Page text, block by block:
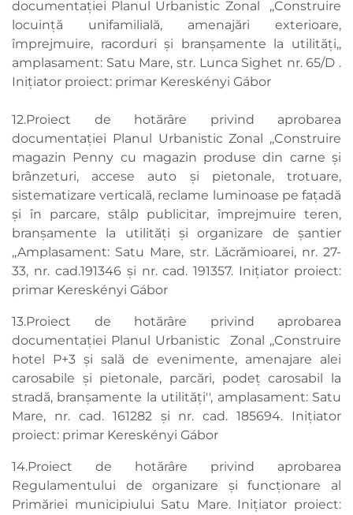
documentaţiei Planul Urbanistic Zonal ,,Construire
locuință unifamilială, amenajări exterioare,
împrejmuire, racorduri și branșamente la utilități,,
amplasament: Satu Mare, str. Lunca Sighet nr. 65/D .
Inițiator proiect: primar Kereskényi Gábor
12.Proiect de hotărâre privind aprobarea
documentației Planul Urbanistic Zonal ,,Construire
magazin Penny cu magazin produse din carne și
brânzeturi, accese auto și pietonale, trotuare,
sistematizare verticală, reclame luminoase pe fațadă
și în parcare, stâlp publicitar, împrejmuire teren,
branșamente la utilități și organizare de șantier
,,Amplasament: Satu Mare, str. Lăcrămioarei, nr. 27-
33, nr. cad.191346 și nr. cad. 191357. Inițiator proiect:
primar Kereskényi Gábor
13.Proiect de hotărâre privind aprobarea
documentaţiei Planul Urbanistic Zonal ,,Construire
hotel P+3 și sală de evenimente, amenajare alei
carosabile și pietonale, parcări, podeț carosabil la
stradă, branșamente la utilități'', amplasament: Satu
Mare, nr. cad. 161282 și nr. cad. 185694. Inițiator
proiect: primar Kereskényi Gábor
14.Proiect de hotărâre privind aprobarea
Regulamentului de organizare și funcționare al
Primăriei municipiului Satu Mare. Inițiator proiect: